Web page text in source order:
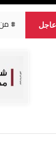
عاجل